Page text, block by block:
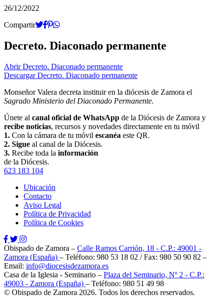
26/12/2022
Compartir
Decreto. Diaconado permanente
Abrir Decreto. Diaconado permanente
Descargar Decreto. Diaconado permanente
Monseñor Valera decreta instituir en la diócesis de Zamora el
Sagrado Ministerio del Diaconado Permanente.
Únete al canal oficial de WhatsApp de la Diócesis de Zamora y
recibe noticias, recursos y novedades directamente en tu móvil
1. Con la cámara de tu móvil escanéa este QR.
2. Sigue al canal de la Diócesis.
3. Recibe toda la información
de la Diócesis.
623 183 104
Ubicación
Contacto
Aviso Legal
Política de Privacidad
Política de Cookies
Obispado de Zamora – Calle Ramos Carrión, 18 - C.P.: 49001 -
Zamora (España) – Teléfono: 980 53 18 02 / Fax: 980 50 90 82 –
Email: info@diocesisdezamora.es
Casa de la Iglesia - Seminario – Plaza del Seminario, Nº 2 - C.P.:
49003 - Zamora (España) – Teléfono: 980 51 49 98
© Obispado de Zamora 2026. Todos los derechos reservados.